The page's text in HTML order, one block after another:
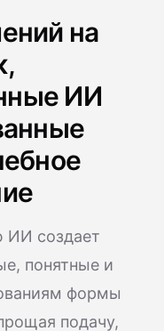
на
ИИ
ИИ создает
понятные и
формы
подачу,